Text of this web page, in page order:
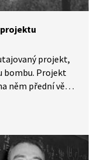
projekt,
bombu. Projekt
něm přední vědci
možností
kterým hlavním